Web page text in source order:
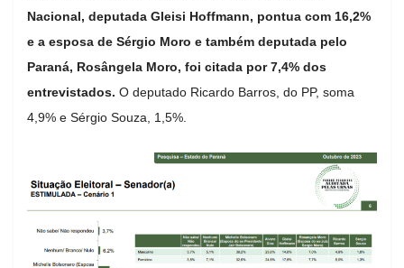
Nacional, deputada Gleisi Hoffmann, pontua com 16,2%
e a esposa de Sérgio Moro e também deputada pelo
Paraná, Rosângela Moro, foi citada por 7,4% dos
entrevistados. O deputado Ricardo Barros, do PP, soma
4,9% e Sérgio Souza, 1,5%.